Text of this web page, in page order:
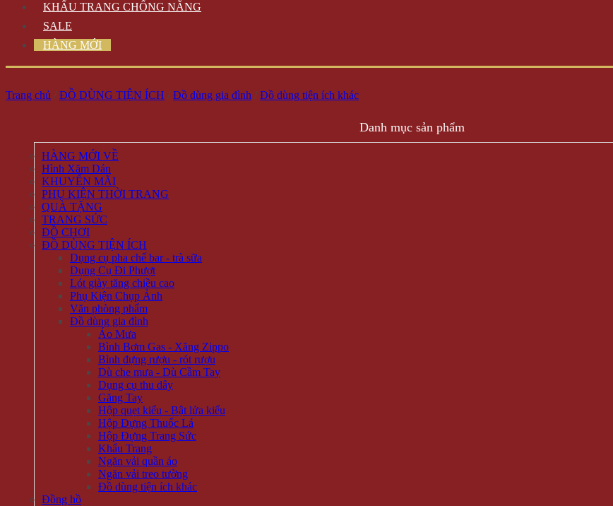
KHẨU TRANG CHỐNG NẮNG
SALE
HÀNG MỚI
Trang chủ / ĐỒ DÙNG TIỆN ÍCH / Đồ dùng gia đình / Đồ dùng tiện ích khác
Danh mục sản phẩm
HÀNG MỚI VỀ
Hình Xăm Dán
KHUYẾN MÃI
PHỤ KIỆN THỜI TRANG
QUÀ TẶNG
TRANG SỨC
ĐỒ CHƠI
ĐỒ DÙNG TIỆN ÍCH
Dụng cụ pha chế bar - trà sữa
Dụng Cụ Đi Phượt
Lót giày tăng chiều cao
Phụ Kiện Chụp Ảnh
Văn phòng phẩm
Đồ dùng gia đình
Áo Mưa
Bình Bơm Gas - Xăng Zippo
Bình đựng rượu - rót rượu
Dù che mưa - Dù Cầm Tay
Dụng cụ thu dây
Găng Tay
Hộp quẹt kiểu - Bật lửa kiểu
Hộp Đựng Thuốc Lá
Hộp Đựng Trang Sức
Khẩu Trang
Ngăn vải quần áo
Ngăn vải treo tường
Đồ dùng tiện ích khác
Đồng hồ